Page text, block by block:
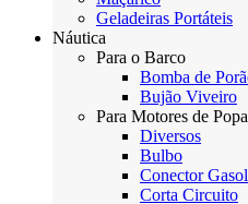
Geladeiras Portáteis
Náutica
Para o Barco
Bomba de
Bujão Viveiro
Para Motores de Popa
Diversos
Bulbo
Conector
Corta Circuito